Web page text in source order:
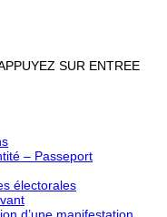
SUR ENTREE
– Passeport
électorales